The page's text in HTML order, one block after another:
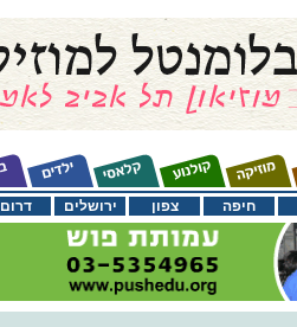
דרום ירושלים צפון חיפה